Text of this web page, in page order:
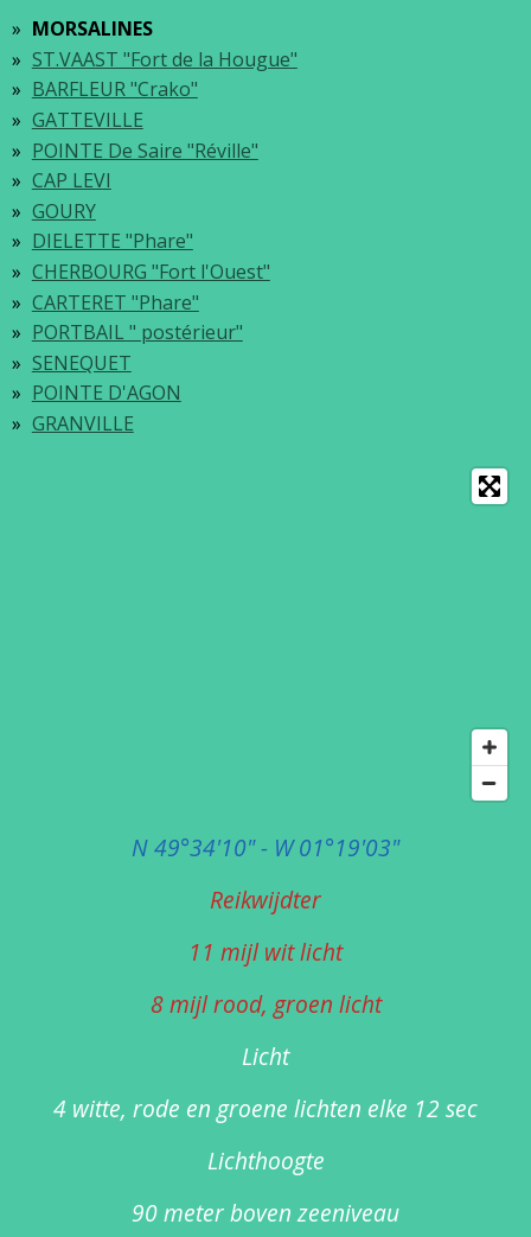
MORSALINES
ST.VAAST "Fort de la Hougue"
BARFLEUR "Crako"
GATTEVILLE
POINTE De Saire "Réville"
CAP LEVI
GOURY
DIELETTE "Phare"
CHERBOURG "Fort l'Ouest"
CARTERET "Phare"
PORTBAIL " postérieur"
SENEQUET
POINTE D'AGON
GRANVILLE
N 49°34'10" - W 01°19'03"
Reikwijdter
11 mijl wit licht
8 mijl rood, groen licht
Licht
4 witte, rode en groene lichten elke 12 sec
Lichthoogte
90 meter boven zeeniveau